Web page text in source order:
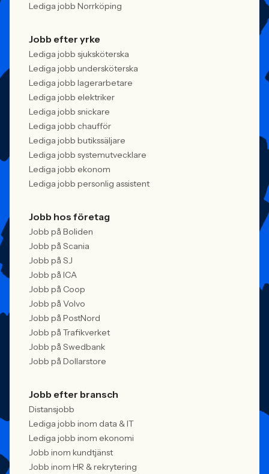
Lediga jobb Norrköping
Jobb efter yrke
Lediga jobb sjuksköterska
Lediga jobb undersköterska
Lediga jobb lagerarbetare
Lediga jobb elektriker
Lediga jobb snickare
Lediga jobb chaufför
Lediga jobb butikssäljare
Lediga jobb systemutvecklare
Lediga jobb ekonom
Lediga jobb personlig assistent
Jobb hos företag
Jobb på Boliden
Jobb på Scania
Jobb på SJ
Jobb på ICA
Jobb på Coop
Jobb på Volvo
Jobb på PostNord
Jobb på Trafikverket
Jobb på Swedbank
Jobb på Dollarstore
Jobb efter bransch
Distansjobb
Lediga jobb inom data & IT
Lediga jobb inom ekonomi
Jobb inom kundtjänst
Jobb inom HR & rekrytering